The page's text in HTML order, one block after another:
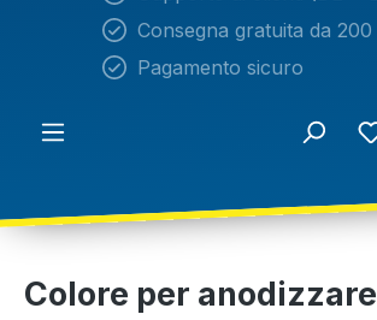
Consegna gratuita da 200
Pagamento sicuro
Colore per